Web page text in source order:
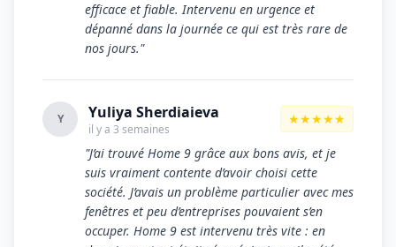
efficace et fiable. Intervenu en urgence et
dépanné dans la journée ce qui est très rare de
nos jours."
Y Yuliya Sherdiaieva
il y a 3 semaines
★★★★★
"J’ai trouvé Home 9 grâce aux bons avis, et je
suis vraiment contente d’avoir choisi cette
société. J’avais un problème particulier avec mes
fenêtres et peu d’entreprises pouvaient s’en
occuper. Home 9 est intervenu très vite : en